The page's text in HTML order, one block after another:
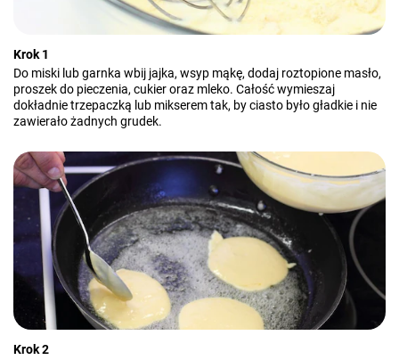
Krok 1
Do miski lub garnka wbij jajka, wsyp mąkę, dodaj roztopione masło,
proszek do pieczenia, cukier oraz mleko. Całość wymieszaj
dokładnie trzepaczką lub mikserem tak, by ciasto było gładkie i nie
zawierało żadnych grudek.
Krok 2